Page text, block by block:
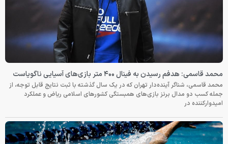
محمد قاسمی: هدفم رسیدن به فینال ۴۰۰ متر بازی‌های آسیایی ناگویاست
محمد قاسمی، شناگر آینده‌دار تهران که در یک سال گذشته با ثبت نتایج قابل توجه، از
جمله کسب دو مدال برنز بازی‌های همبستگی کشورهای اسلامی ریاض و عملکرد
امیدوارکننده در